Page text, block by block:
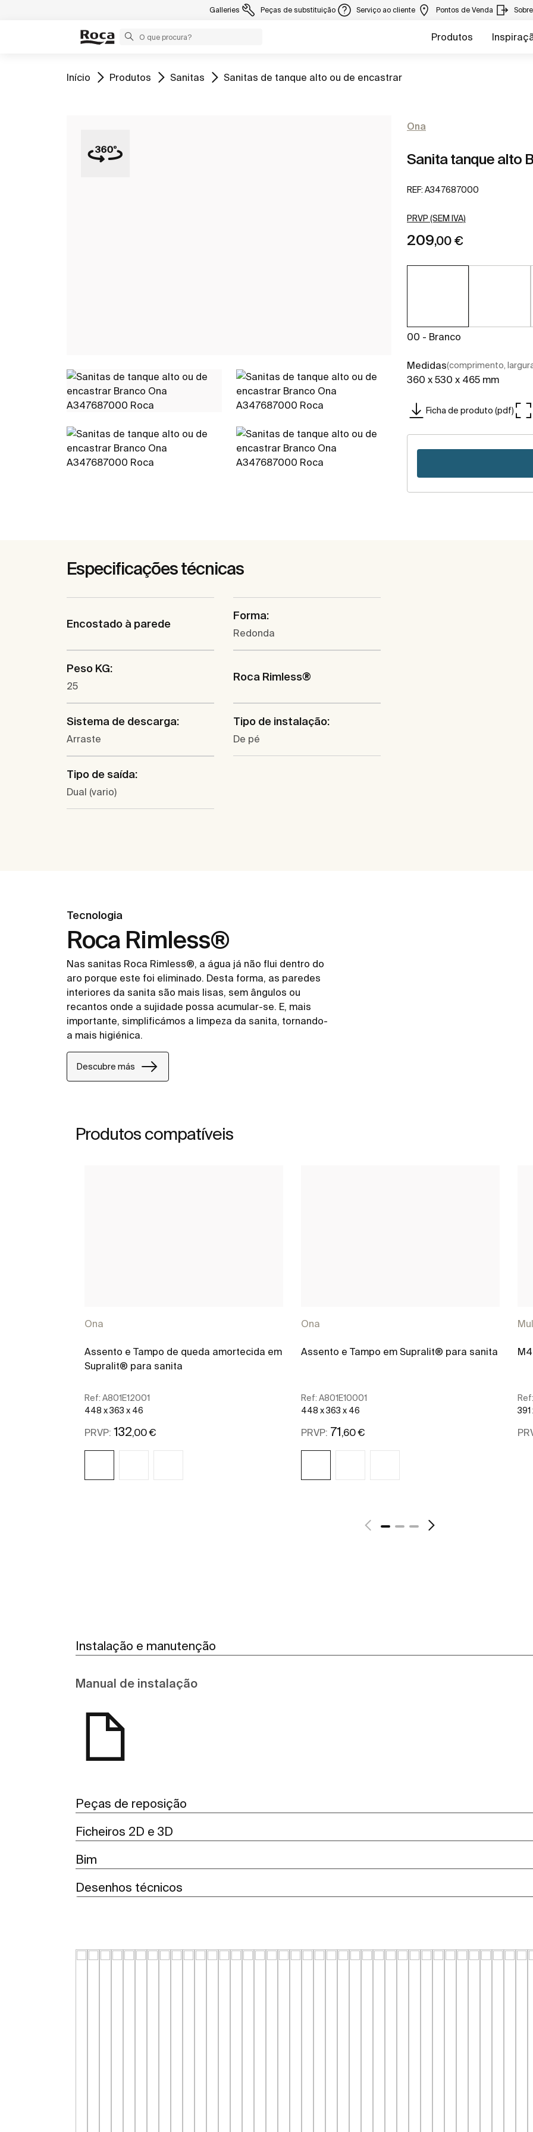
Galleries Peças de substituição Serviço ao cliente Pontos de Venda
Produtos
Ir para
Início Ir para
Produtos Ir para
Sanitas Ir para
Sanitas de tanque alto ou de encastrar
Ona
Sanita tanque alto
REF: A347687000
PRVP (SEM IVA)
209,00 €
00 - Branco
Medidas(comprimento,
360 x 530 x 465 mm
Ficha de produto (pdf)
Especificações técnicas
Encostado à parede
Forma:
Redonda
Peso KG:
25
Roca Rimless®
Sistema de descarga:
Arraste
Tipo de instalação:
De pé
Tipo de saída:
Dual (vario)
Tecnologia
Roca Rimless®
Nas sanitas Roca Rimless®, a água já não flui dentro do
aro porque este foi eliminado. Desta forma, as paredes
interiores da sanita são mais lisas, sem ângulos ou
recantos onde a sujidade possa acumular-se. E, mais
importante, simplificámos a limpeza da sanita, tornando-
a mais higiénica.
Descubre más
Produtos compatíveis
Ona
Assento e Tampo de queda amortecida em
Supralit® para sanita
Ref: A801E12001
448 x 363 x 46
PRVP: 132 ,00 €
Ona
Assento e Tampo em Supralit® para sanita
Ref: A801E10001
448 x 363 x 46
PRVP: 71 ,60 €
Ref:
Instalação e manutenção
Manual de instalação
Peças de reposição
Ficheiros 2D e 3D
Bim
Desenhos técnicos